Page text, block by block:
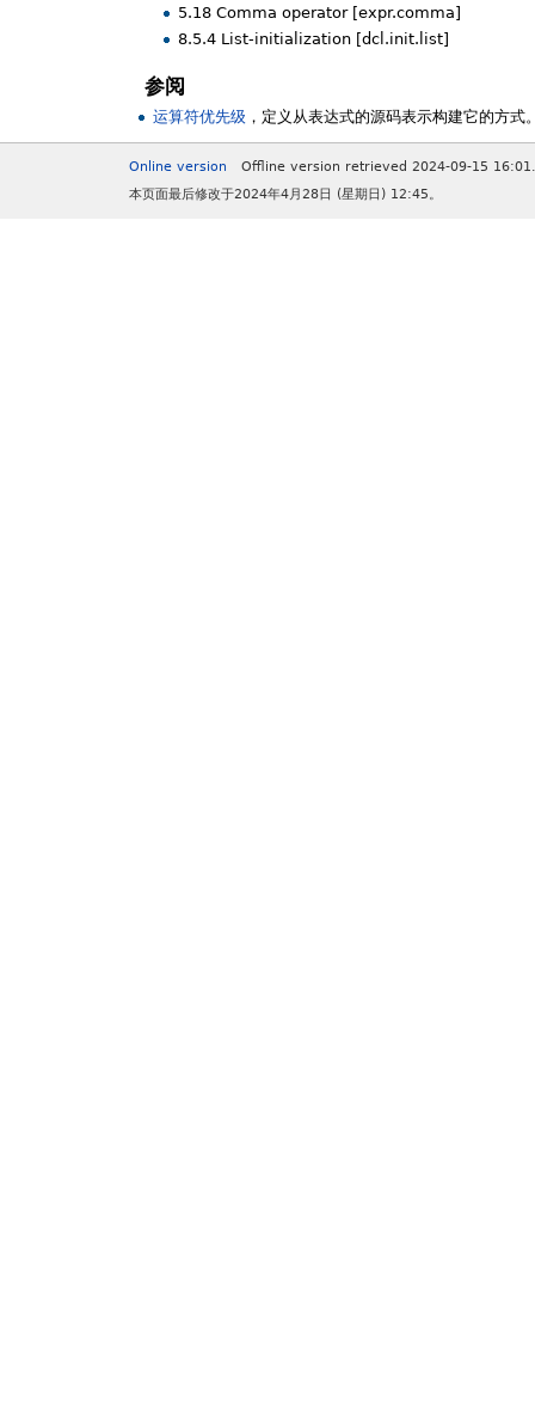
5.18 Comma operator [expr.comma]
8.5.4 List-initialization [dcl.init.list]
参阅
运算符优先级 ，定义从表达式的源码表示构建它的方式
Online version
Offline version retrieved 2024-09-15 16:01.
本页面最后修改于2024年4月28日 (星期日) 12:45。